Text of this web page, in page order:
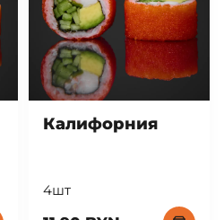
Калифорния
4шт